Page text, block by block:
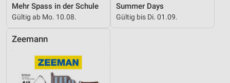
Mehr Spass in der Schule
Gültig ab Mo. 10.08.
Summer Days
Gültig bis Di. 01.09.
Zeemann